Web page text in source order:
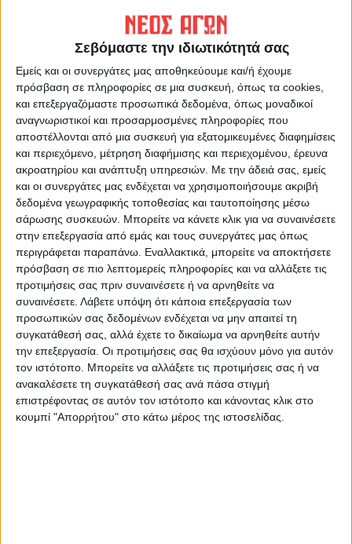
Σεβόμαστε την ιδιωτικότητά σας
Εμείς και οι συνεργάτες μας αποθηκεύουμε και/ή έχουμε
πρόσβαση σε πληροφορίες σε μια συσκευή, όπως τα cookies,
και επεξεργαζόμαστε προσωπικά δεδομένα, όπως μοναδικοί
αναγνωριστικοί και προσαρμοσμένες πληροφορίες που
αποστέλλονται από μια συσκευή για εξατομικευμένες διαφημίσεις
και περιεχόμενο, μέτρηση διαφήμισης και περιεχομένου, έρευνα
ακροατηρίου και ανάπτυξη υπηρεσιών. Με την άδειά σας, εμείς
και οι συνεργάτες μας ενδέχεται να χρησιμοποιήσουμε ακριβή
δεδομένα γεωγραφικής τοποθεσίας και ταυτοποίησης μέσω
σάρωσης συσκευών. Μπορείτε να κάνετε κλικ για να συναινέσετε
στην επεξεργασία από εμάς και τους συνεργάτες μας όπως
περιγράφεται παραπάνω. Εναλλακτικά, μπορείτε να αποκτήσετε
πρόσβαση σε πιο λεπτομερείς πληροφορίες και να αλλάξετε τις
προτιμήσεις σας πριν συναινέσετε ή να αρνηθείτε να
συναινέσετε. Λάβετε υπόψη ότι κάποια επεξεργασία των
προσωπικών σας δεδομένων ενδέχεται να μην απαιτεί τη
συγκατάθεσή σας, αλλά έχετε το δικαίωμα να αρνηθείτε αυτήν
την επεξεργασία. Οι προτιμήσεις σας θα ισχύουν μόνο για αυτόν
τον ιστότοπο. Μπορείτε να αλλάξετε τις προτιμήσεις σας ή να
ανακαλέσετε τη συγκατάθεσή σας ανά πάσα στιγμή
επιστρέφοντας σε αυτόν τον ιστότοπο και κάνοντας κλικ στο
κουμπί "Απορρήτου" στο κάτω μέρος της ιστοσελίδας.
ΠΡΟΗΓΟΥΜΕΝΟ ΑΡΘΡΟ
Ενάντια στη συγχώνευση και
το κλείσιμο τμημάτων οι
εκπαιδευτικοί, γονείς και
μαθητές (φωτο)
ΝΕΟΣ ΑΓΩΝ
https://neosagon.gr
Η Αρχαιότερη Καθημερινή Πρωινή Εφημερίδα της Καρδίτσας
ΠΑΡΟΜΟΙΑ ΑΡΘΡΑ